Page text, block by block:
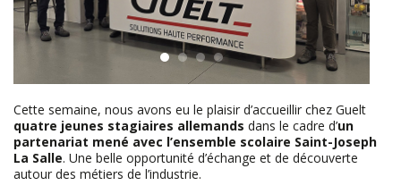
Cette semaine, nous avons eu le plaisir d’accueillir chez Guelt
quatre jeunes stagiaires allemands dans le cadre d’un
partenariat mené avec l’ensemble scolaire Saint-Joseph
La Salle. Une belle opportunité d’échange et de découverte
autour des métiers de l’industrie.